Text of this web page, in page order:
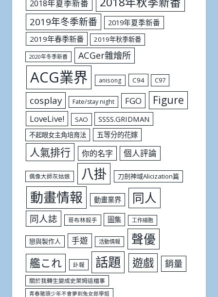
2018年夏季新番
2019年冬季新番
2019年夏季新番
2019年春季新番
2019年秋季新番
2020年冬季新番 ACGer雜燴所
ACG業界 anisong C94 C97
cosplay Fate/stay night FGO Figure
LoveLive! SAO SSSS.GRIDMAN
不起眼女主角培育法 五等分的花嫁
人氣排行 你的名字 個人評論
偶像大師灰姑娘 八掛 刀劍神域Alicization篇
動畫情報 動畫業界 同人
同人誌 哥布林殺手 圖集 工作細胞
戀與製作人 手遊 活動情報 聲優
艦これ 訃報 話題 遊戲 銷量
關於我轉生變成史萊姆這檔事
青春豬頭少年不會夢到兔女郎學姐